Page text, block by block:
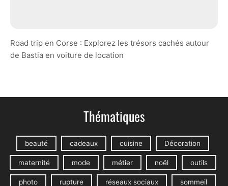
Road trip en Corse : Explorez les trésors cachés autour
de Bastia en voiture de location
Thématiques
beauté cadeaux cuisine Décoration
maternité mode métier noël outils
photo rupture réseaux sociaux sommeil